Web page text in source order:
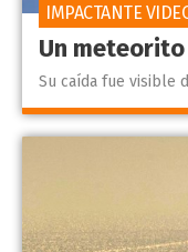
Un
Su caída fue visible
IMPACTANTE